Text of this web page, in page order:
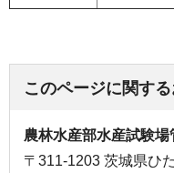
このページに関す
農林水産部水産試験場
〒311-1203 茨城県ひ